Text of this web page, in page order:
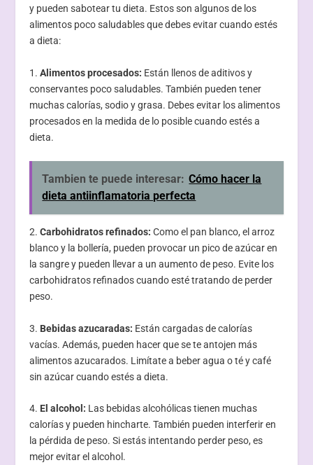
y pueden sabotear tu dieta. Estos son algunos de los
alimentos poco saludables que debes evitar cuando estés
a dieta:
1.Alimentos procesados: Están llenos de aditivos y
conservantes poco saludables. También pueden tener
muchas calorías, sodio y grasa. Debes evitar los alimentos
procesados en la medida de lo posible cuando estés a
dieta.
Tambien te puede interesar: Cómo hacer la
dieta antiinflamatoria perfecta
2.Carbohidratos refinados: Como el pan blanco, el arroz
blanco y la bollería, pueden provocar un pico de azúcar en
la sangre y pueden llevar a un aumento de peso. Evite los
carbohidratos refinados cuando esté tratando de perder
peso.
3. Bebidas azucaradas: Están cargadas de calorías
vacías. Además, pueden hacer que se te antojen más
alimentos azucarados. Limítate a beber agua o té y café
sin azúcar cuando estés a dieta.
4. El alcohol: Las bebidas alcohólicas tienen muchas
calorías y pueden hincharte. También pueden interferir en
la pérdida de peso. Si estás intentando perder peso, es
mejor evitar el alcohol.